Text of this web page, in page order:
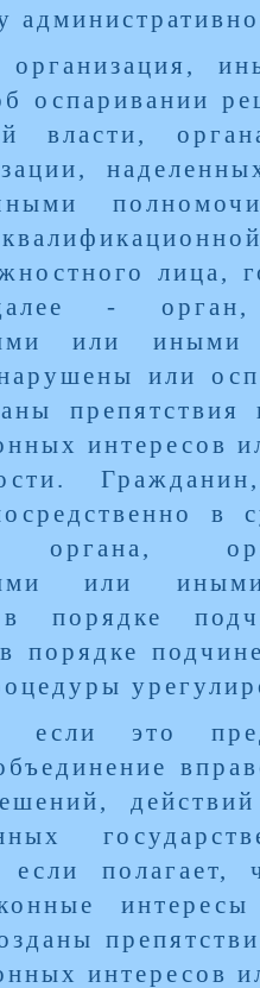
оспаривании
власти,
лица,
- орган,
или
или
интересов
в
органа,
или
порядке
порядке
это
если
интересов